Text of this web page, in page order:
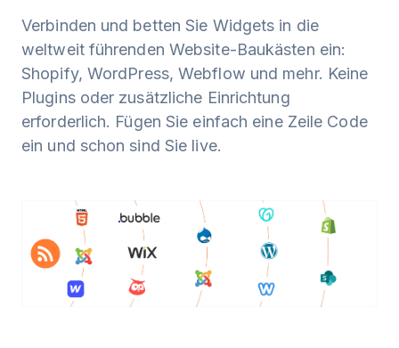
Verbinden und betten Sie Widgets in die
weltweit führenden Website-Baukästen ein:
Shopify, WordPress, Webflow und mehr. Keine
Plugins oder zusätzliche Einrichtung
erforderlich. Fügen Sie einfach eine Zeile Code
ein und schon sind Sie live.